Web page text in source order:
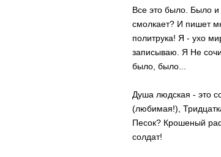
Все это было. Было
смолкает? И пишет
политрука! Я - ухо
записываю. Я Не
было, было...
Душа людская - это
(любимая!),
Песок? Крошеный
солдат!